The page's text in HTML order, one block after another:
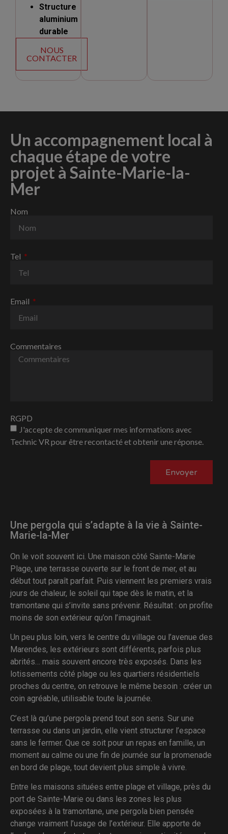
Structure
aluminium
durable
NOUS
CONTACTER
Un accompagnement local à
chaque étape de votre
projet à Sainte-Marie-la-
Mer
Nom
Tel
Email
Commentaires
RGPD
J'accepte de communiquer mes informations avec
Technic VR pour être recontacté et obtenir une réponse.
Envoyer
Une pergola qui s’adapte à la vie à Sainte-
Marie-la-Mer
On le voit souvent ici. Une maison côté Sainte-Marie
Plage, une terrasse ouverte sur le front de mer, et au
début tout paraît parfait. Puis viennent les premiers vrais
jours de chaleur, le soleil qui tape dès le matin, et la
tramontane qui s’invite sans prévenir. Résultat : on profite
moins de son extérieur qu’on l’imaginait.
Un peu plus loin, vers le centre du village ou l’avenue des
Marendes, les extérieurs sont différents, parfois plus
abrités… mais souvent encore très exposés. Dans les
lotissements côté plage ou les quartiers résidentiels
proches du centre, on retrouve le même besoin : créer un
coin agréable, utilisable toute la journée.
C’est là qu’une pergola prend tout son sens. Sur une
terrasse ou dans un jardin, elle vient structurer l’espace
sans le fermer. Que ce soit pour un repas en famille, un
moment au calme ou une fin de journée sur la promenade
en bord de plage, tout devient plus simple à vivre.
Entre les maisons situées entre plage et village, près du
port de Sainte-Marie ou dans les zones les plus
exposées à la tramontane, une pergola bien pensée
change vraiment l’usage de l’extérieur. Elle apporte de